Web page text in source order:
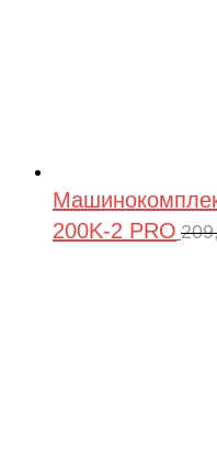
200K-2 PRO